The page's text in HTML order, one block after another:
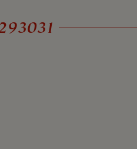
3031